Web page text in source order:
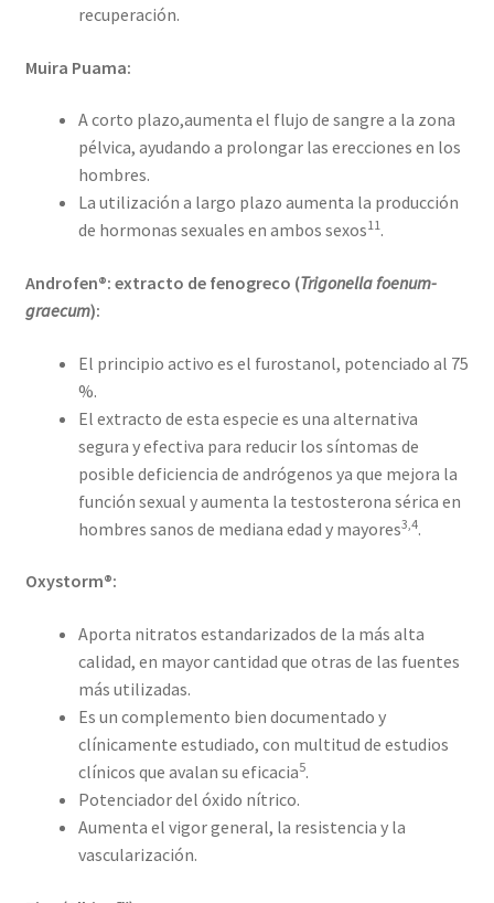
recuperación.
Muira Puama:
A corto plazo,aumenta el flujo de sangre a la zona
pélvica, ayudando a prolongar las erecciones en los
hombres.
La utilización a largo plazo aumenta la producción
de hormonas sexuales en ambos sexos11.
Androfen®: extracto de fenogreco (Trigonella foenum-
graecum):
El principio activo es el furostanol, potenciado al 75
%.
El extracto de esta especie es una alternativa
segura y efectiva para reducir los síntomas de
posible deficiencia de andrógenos ya que mejora la
función sexual y aumenta la testosterona sérica en
hombres sanos de mediana edad y mayores3,4.
Oxystorm®:
Aporta nitratos estandarizados de la más alta
calidad, en mayor cantidad que otras de las fuentes
más utilizadas.
Es un complemento bien documentado y
clínicamente estudiado, con multitud de estudios
clínicos que avalan su eficacia5.
Potenciador del óxido nítrico.
Aumenta el vigor general, la resistencia y la
vascularización.